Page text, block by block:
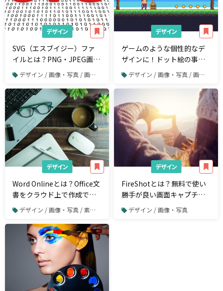
デザイン
SVG（エスブイジー）ファ
イルとは？PNG・JPEG画像
の変換方法やSVGファイル
の作り方を解説
デザイン / 画像・写真 / 画像や写真の加工・編集
デザイン
ゲームのような個性的なデ
ザインに！ドット絵の事例
と無料作成ツールを紹介
デザイン / 画像・写真 / 画像や写真の加工・編集
デザイン
Word Onlineとは？Office文
書をクラウド上で作成でき
る無料ツールが登場
デザイン / 画像・写真 / 素材サイト
デザイン
FireShotとは？無料で使い
勝手が良い画面キャプチャ
アドオンの使い方
デザイン / 画像・写真